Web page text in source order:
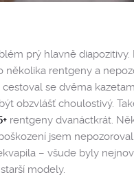
prý hlavně diapozitivy.
několika rentgeny a
cestoval se dvěma
obzvlášť choulostivý.
rentgeny dvanáctkrát.
jsem
– všude byly
modely.